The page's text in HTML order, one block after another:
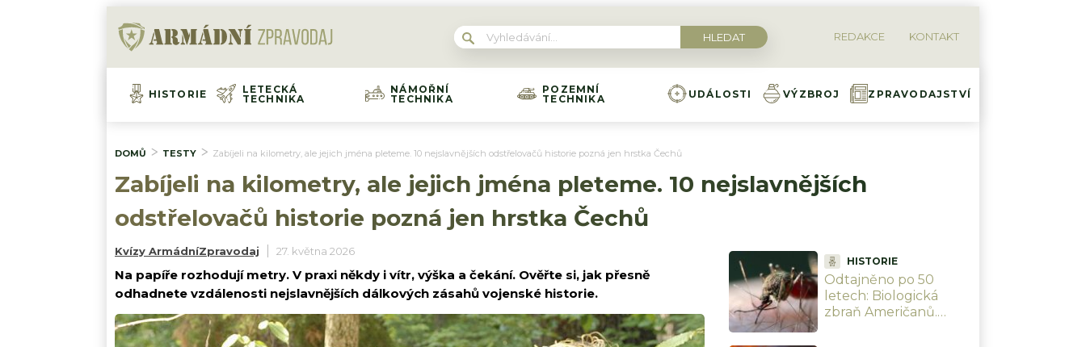
REDAKCE KONTAKT
HISTORIE
LETECKÁ
TECHNIKA
NÁMOŘNÍ
TECHNIKA
POZEMNÍ
TECHNIKA
UDÁLOSTI VÝZBROJ ZPRAVODAJSTVÍ
DOMŮ TESTY Zabíjeli na kilometry, ale jejich jména pleteme. 10 nejslavnějších odstřelovačů historie pozná jen hrstka Čechů
Zabíjeli na kilometry, ale jejich jména pleteme. 10 nejslavnějších
odstřelovačů historie pozná jen hrstka Čechů
Kvízy ArmádníZpravodaj 27. května 2026
Na papíře rozhodují metry. V praxi někdy i vítr, výška a čekání. Ověřte si, jak přesně
odhadnete vzdálenosti nejslavnějších dálkových zásahů vojenské historie.
HISTORIE
Odtajněno po 50
letech: Biologická
zbraň Američanů.